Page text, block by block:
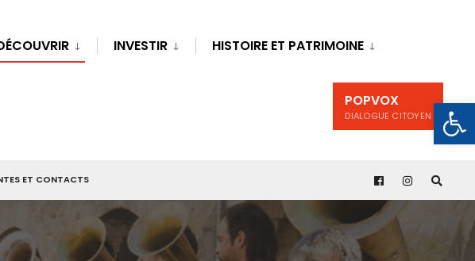
INVESTIR HISTOIRE ET PATRIMOINE
POPVOX
DIALOGUE CITOYEN
ET CONTACTS